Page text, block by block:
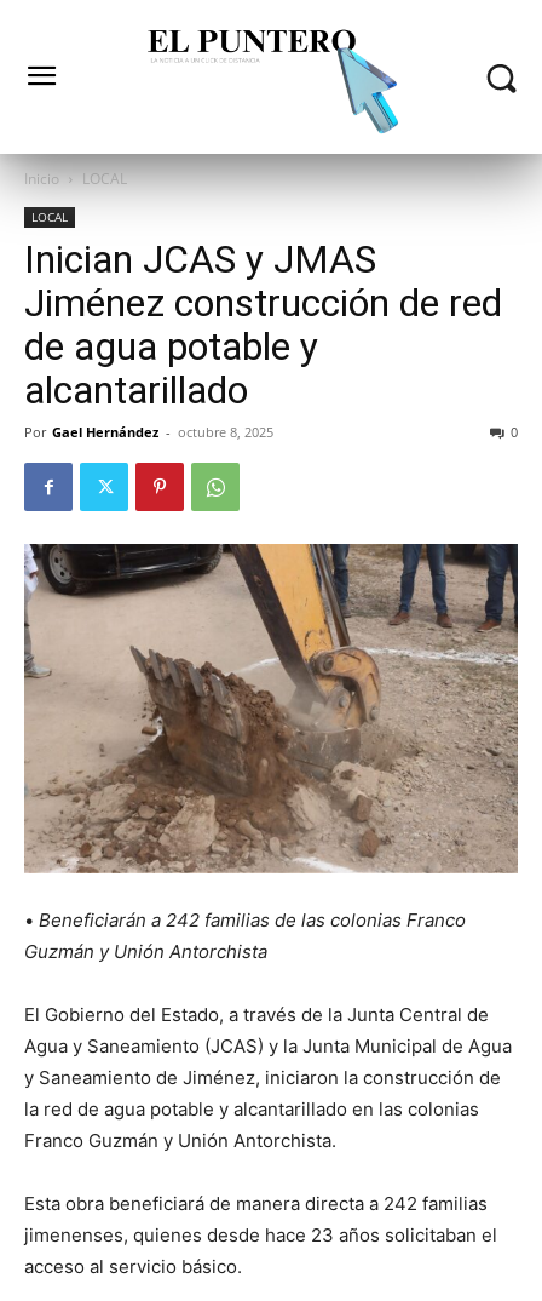
Inicio LOCAL
LOCAL
Inician JCAS y JMAS
Jiménez construcción de red
de agua potable y
alcantarillado
Por Gael Hernández - octubre 8, 2025 0
• Beneficiarán a 242 familias de las colonias Franco
Guzmán y Unión Antorchista
El Gobierno del Estado, a través de la Junta Central de
Agua y Saneamiento (JCAS) y la Junta Municipal de Agua
y Saneamiento de Jiménez, iniciaron la construcción de
la red de agua potable y alcantarillado en las colonias
Franco Guzmán y Unión Antorchista.
Esta obra beneficiará de manera directa a 242 familias
jimenenses, quienes desde hace 23 años solicitaban el
acceso al servicio básico.